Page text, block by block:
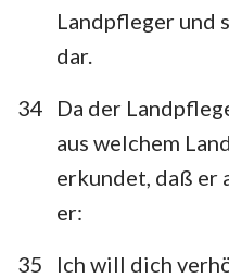
Landpfleger und
dar.
34
Da der
aus welchem
erkundet, daß er
er:
35
Ich will dich